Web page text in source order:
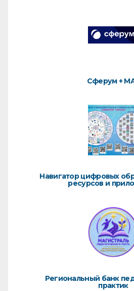
Сферум +
Навигатор цифровых
ресурсов и
Региональный банк
практик